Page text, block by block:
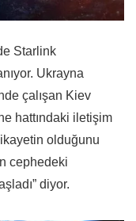
Starlink
Ukrayna
çalışan Kiev
hattındaki iletişim
olduğunu
cephedeki
diyor.